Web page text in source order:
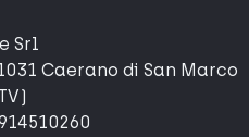
Srl
Caerano di San Marco